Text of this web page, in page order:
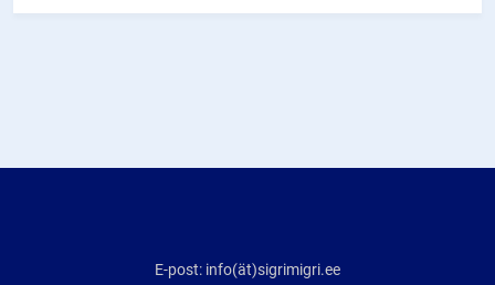
E-post: info(ät)sigrimigri.ee